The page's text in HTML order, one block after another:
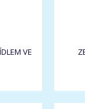
VE